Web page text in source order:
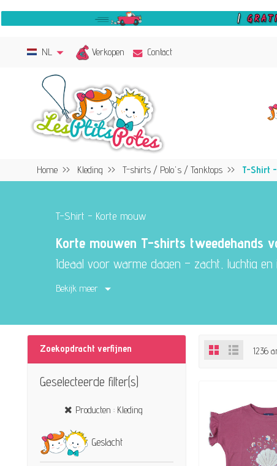
NL Verkopen Contact
Home Kleding T-shirts / Polo's / Tanktops T-Shirt
T-Shirt - Korte mouw
Korte mouwen T-shirts tweedehands
Ideaal voor warme dagen – zacht, luchtig en
Bekijk meer
Zoekopdracht verfijnen
Geselecteerde filter(s)
Producten : Kleding
Geslacht
1236